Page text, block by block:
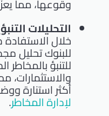
وقوعها، مما
التحليلات
خلال الاستفادة
للبنوك تحليل
للتنبؤ
والاستثمارات،
أكثر استنارة
لإدارة المخاطر.